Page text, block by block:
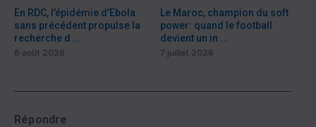
En RDC, l’épidémie d’Ebola
sans précédent propulse la
recherche d ...
6 août 2026
Le Maroc, champion du soft
power: quand le football
devient un in ...
7 juillet 2026
Répondre